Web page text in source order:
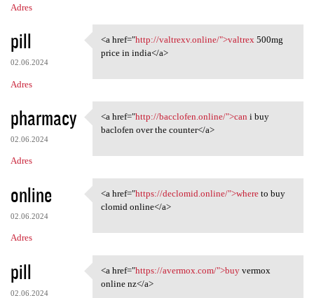
Adres
pill
02.06.2024
Adres
<a href="http://valtrexv
<a href="http://valtrexv.online/">valtrex500mg
price in india</a>
pharmacy
02.06.2024
Adres
<a href="http://bacclofen
<a href="http://bacclofen.online/">can i buy
baclofen over the counter</a>
online
02.06.2024
Adres
<a href="https://declomid
<a href="https://declomid.online/">whereto buy
clomid online</a>
pill
02.06.2024
<a href="https://avermox.com/
<a href="https://avermox.com/">buyvermox
online nz</a>